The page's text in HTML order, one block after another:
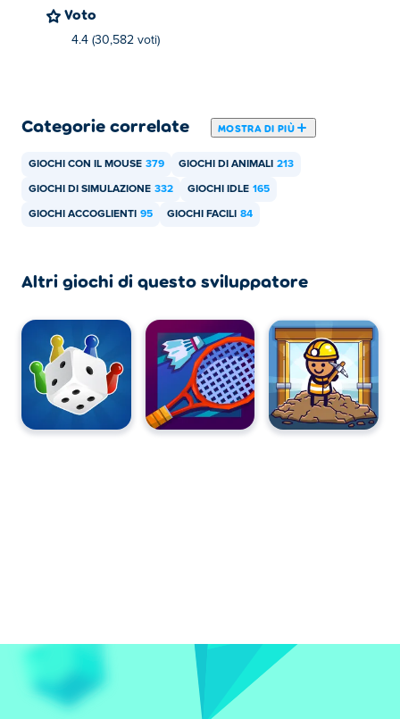
Super Girl Story
Come posso giocare gratuitamente a Idle Pet
dispositivi mobili e desktop?
Idle Pet Business può essere giocato sul tuo computer e
Voto
4.4 (30,582 voti)
Categorie correlate MOSTRA DI PIÙ
GIOCHI CON IL MOUSE 379 GIOCHI DI ANIMALI 213
GIOCHI DI SIMULAZIONE 332 GIOCHI IDLE 165
GIOCHI ACCOGLIENTI 95 GIOCHI FACILI 84
Altri giochi di questo sviluppatore